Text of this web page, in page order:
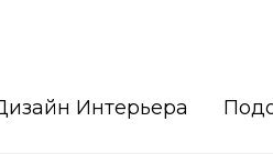
Интерьера